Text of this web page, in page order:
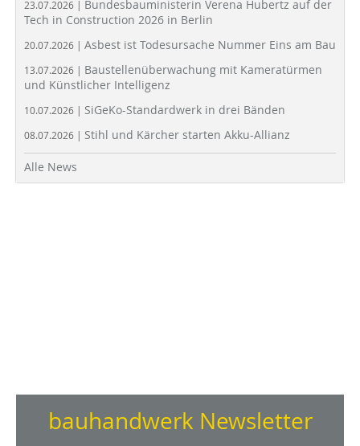
23.07.2026 | Bundesbauministerin Verena Hubertz auf der
Tech in Construction 2026 in Berlin
20.07.2026 | Asbest ist Todesursache Nummer Eins am Bau
13.07.2026 | Baustellenüberwachung mit Kameratürmen
und Künstlicher Intelligenz
10.07.2026 | SiGeKo-Standardwerk in drei Bänden
08.07.2026 | Stihl und Kärcher starten Akku-Allianz
Alle News
bauhandwerk Newsletter